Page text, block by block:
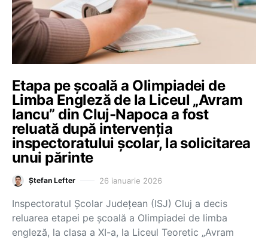
Etapa pe școală a Olimpiadei de
Limba Engleză de la Liceul „Avram
Iancu” din Cluj-Napoca a fost
reluată după intervenția
inspectoratului școlar, la solicitarea
unui părinte
Ștefan Lefter 26 ianuarie 2026
Inspectoratul Școlar Județean (ISJ) Cluj a decis
reluarea etapei pe școală a Olimpiadei de limba
engleză, la clasa a XI-a, la Liceul Teoretic „Avram